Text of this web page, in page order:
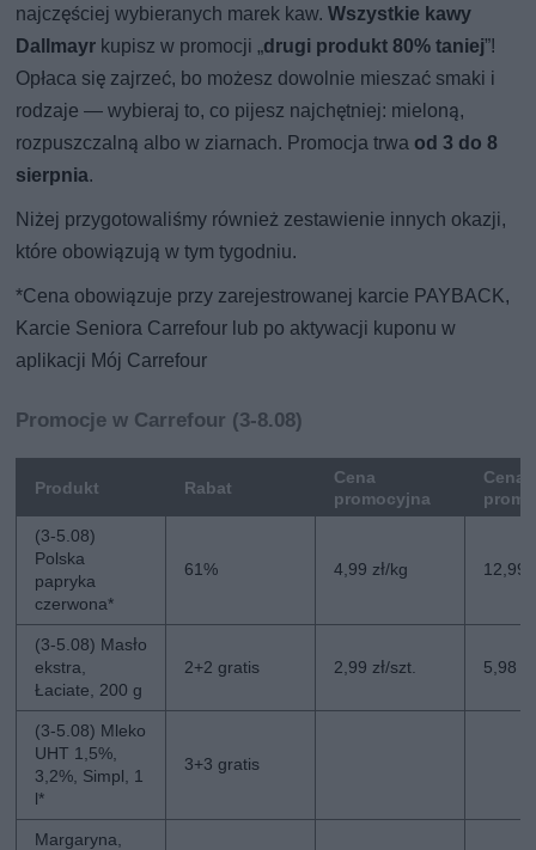
najczęściej wybieranych marek kaw.Wszystkie kawy
Dallmayr kupisz w promocji „drugi produkt 80% taniej”!
Opłaca się zajrzeć, bo możesz dowolnie mieszać smaki i
rodzaje — wybieraj to, co pijesz najchętniej: mieloną,
rozpuszczalną albo w ziarnach. Promocja trwa od 3 do 8
sierpnia.
Niżej przygotowaliśmy również zestawienie innych okazji,
które obowiązują w tym tygodniu.
*Cena obowiązuje przy zarejestrowanej karcie PAYBACK,
Karcie Seniora Carrefour lub po aktywacji kuponu w
aplikacji Mój Carrefour
Promocje w Carrefour (3-8.08)
Produkt Rabat
Cena
promocyjna
Cena
(3-5.08)
Polska
papryka
czerwona*
61% 4,99 zł/kg 12,99
(3-5.08) Masło
ekstra,
Łaciate, 200 g
2+2 gratis 2,99 zł/szt. 5,98
(3-5.08) Mleko
UHT 1,5%,
3,2%, Simpl, 1
l*
3+3 gratis
Margaryna,